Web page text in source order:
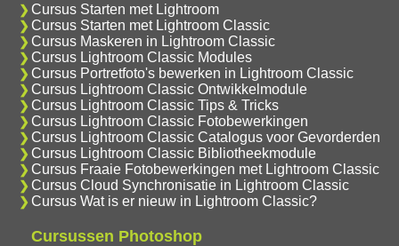
Cursus Starten met Lightroom
Cursus Starten met Lightroom Classic
Cursus Maskeren in Lightroom Classic
Cursus Lightroom Classic Modules
Cursus Portretfoto's bewerken in Lightroom Classic
Cursus Lightroom Classic Ontwikkelmodule
Cursus Lightroom Classic Tips & Tricks
Cursus Lightroom Classic Fotobewerkingen
Cursus Lightroom Classic Catalogus voor Gevorderden
Cursus Lightroom Classic Bibliotheekmodule
Cursus Fraaie Fotobewerkingen met Lightroom Classic
Cursus Cloud Synchronisatie in Lightroom Classic
Cursus Wat is er nieuw in Lightroom Classic?
Cursussen Photoshop